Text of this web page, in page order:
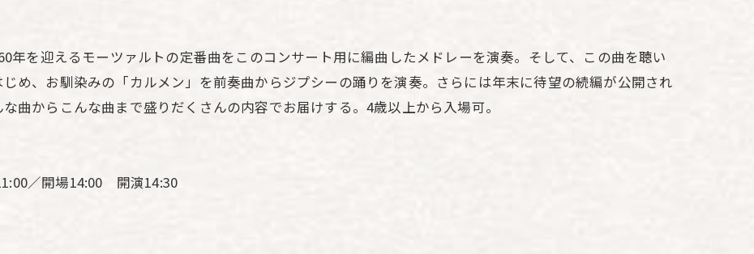
年を迎えるモーツァルトの定番曲をこのコンサート用に編曲したメドレーを演奏。そして、この曲を聴い
め、お馴染みの「カルメン」を前奏曲からジプシーの踊りを演奏。さらには年末に待望の続編が公開され
からこんな曲まで盛りだくさんの内容でお届けする。4歳以上から入場可。
／開場14:00 開演14:30